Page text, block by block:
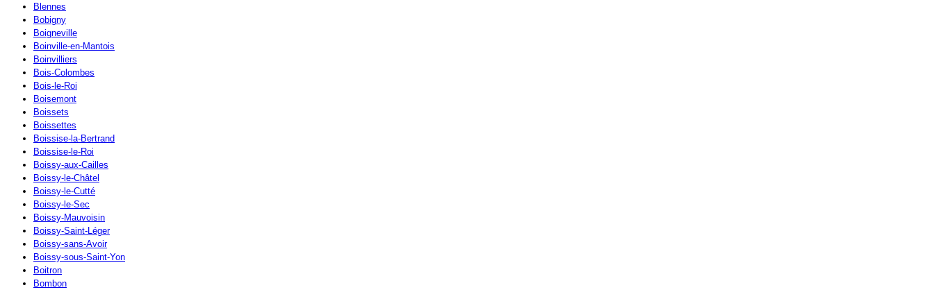
Blennes
Bobigny
Boigneville
Boinville-en-Mantois
Boinvilliers
Bois-Colombes
Bois-le-Roi
Boisemont
Boissets
Boissettes
Boissise-la-Bertrand
Boissise-le-Roi
Boissy-aux-Cailles
Boissy-le-Châtel
Boissy-le-Cutté
Boissy-le-Sec
Boissy-Mauvoisin
Boissy-Saint-Léger
Boissy-sans-Avoir
Boissy-sous-Saint-Yon
Boitron
Bombon